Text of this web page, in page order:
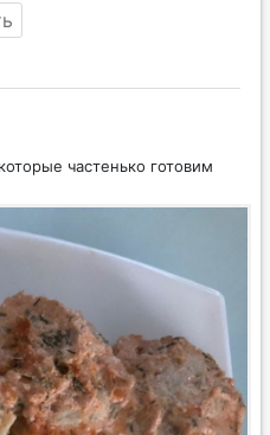
частенько готовим